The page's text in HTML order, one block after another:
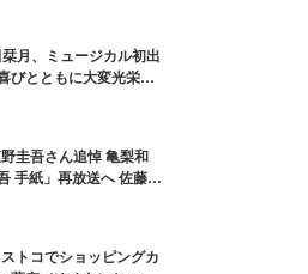
月、ミュージカル初出
びとともに大変光栄」
圭吾さん追悼 亀梨和
手紙」再放送へ 佐藤隆
トコでショッピングカ